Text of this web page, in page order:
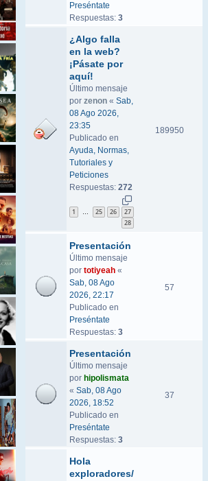
Preséntate
Respuestas: 3
¿Algo falla
en la web?
¡Pásate por
aquí!
Último mensaje
por zenon « Sab,
08 Ago 2026,
23:35
Publicado en
Ayuda, Normas,
Tutoriales y
Peticiones
Respuestas: 272
1 25 26
27
28
189950
Presentación
Último mensaje
por totiyeah «
Sab, 08 Ago
2026, 22:17
Publicado en
Preséntate
Respuestas: 3
57
Presentación
Último mensaje
por hipolismata
« Sab, 08 Ago
2026, 18:52
Publicado en
Preséntate
Respuestas: 3
37
Hola
exploradores/